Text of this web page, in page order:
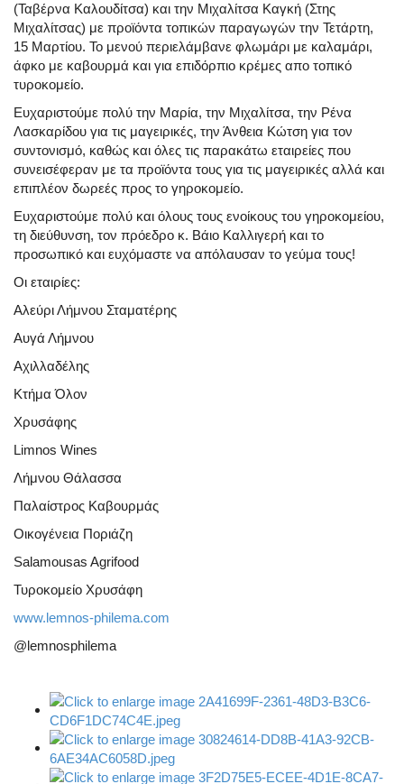
(Ταβέρνα Καλουδίτσα) και την Μιχαλίτσα Καγκή (Στης
Μιχαλίτσας) με προϊόντα τοπικών παραγωγών την Τετάρτη,
15 Μαρτίου. Το μενού περιελάμβανε φλωμάρι με καλαμάρι,
άφκο με καβουρμά και για επιδόρπιο κρέμες απο τοπικό
τυροκομείο.
Ευχαριστούμε πολύ την Μαρία, την Μιχαλίτσα, την Ρένα
Λασκαρίδου για τις μαγειρικές, την Άνθεια Κώτση για τον
συντονισμό, καθώς και όλες τις παρακάτω εταιρείες που
συνεισέφεραν με τα προϊόντα τους για τις μαγειρικές αλλά και
επιπλέον δωρεές προς το γηροκομείο.
Ευχαριστούμε πολύ και όλους τους ενοίκους του γηροκομείου,
τη διεύθυνση, τον πρόεδρο κ. Βάιο Καλλιγερή και το
προσωπικό και ευχόμαστε να απόλαυσαν το γεύμα τους!
Οι εταιρίες:
Αλεύρι Λήμνου Σταματέρης
Αυγά Λήμνου
Αχιλλαδέλης
Κτήμα Όλον
Χρυσάφης
Limnos Wines
Λήμνου Θάλασσα
Παλαίστρος Καβουρμάς
Οικογένεια Ποριάζη
Salamousas Agrifood
Τυροκομείο Χρυσάφη
www.lemnos-philema.com
@lemnosphilema